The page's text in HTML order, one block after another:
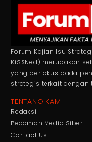
Forum Kajian Isu
KiSSNed) merupakan
yang berfokus pada
strategis terkait dengan
TENTANG KAMI
Redaksi
Pedoman Media Siber
Contact Us